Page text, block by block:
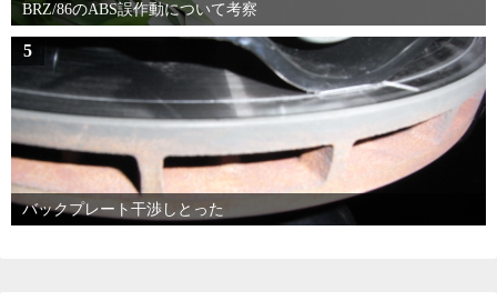
BRZ/86のABS誤作動について考察
5
バックプレート干渉しとった